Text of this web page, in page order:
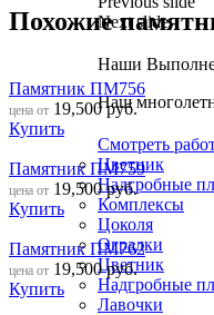
Next slide
Наши
Наш
Смотреть
Цветник
Надгробные
Комплексы
Цоколя
Оградки
Цветник
Надгробные
Лавочки
Похожие
Памятник ПМ756
цена от 19,500руб.
Купить
Памятник ПМ759
цена от 19,500руб.
Купить
Памятник ПМ762
цена от 19,500руб.
Купить